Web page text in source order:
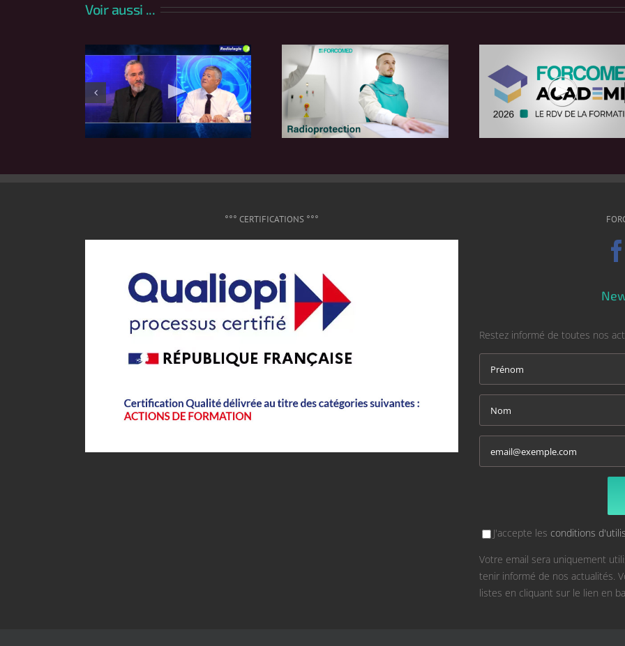
Voir aussi ...
°°° CERTIFICATIONS °°°
Restez informé de toutes nos
J'accepte les conditions
Votre email sera uniquement
tenir informé de nos actualités.
listes en cliquant sur le lien en